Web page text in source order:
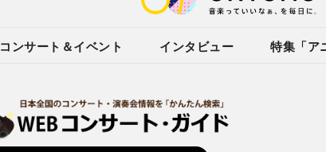
コンサート＆イベント インタビュー 特集「ア